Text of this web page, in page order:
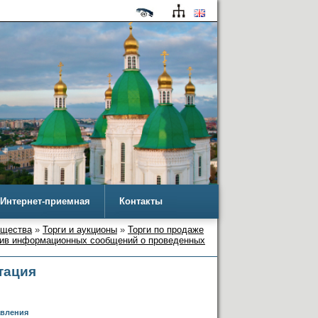
Интернет-приемная Контакты
» Торги и аукционы » Торги по продаже
информационных сообщений о проведенных